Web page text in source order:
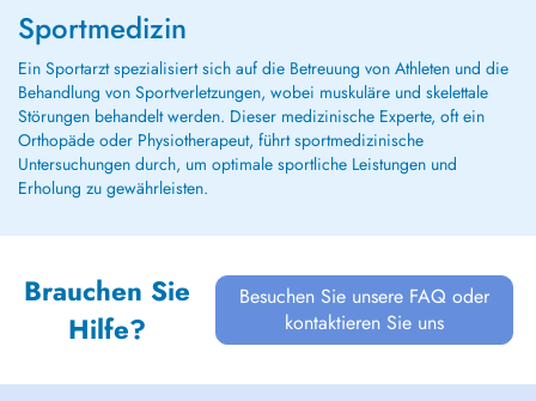
foot) Médecine de plongée et hyperbare
ATTENTION : la prise de RDV pour aptitude
plongée se fon...
Sportmedizin
Ein Sportarzt spezialisiert sich auf die Betreuung von Athleten und die
Behandlung von Sportverletzungen, wobei muskuläre und skelettale
Störungen behandelt werden. Dieser medizinische Experte, oft ein
Orthopäde oder Physiotherapeut, führt sportmedizinische
Untersuchungen durch, um optimale sportliche Leistungen und
Erholung zu gewährleisten.
Brauchen Sie
Hilfe?
Besuchen Sie unsere FAQ oder
kontaktieren Sie uns